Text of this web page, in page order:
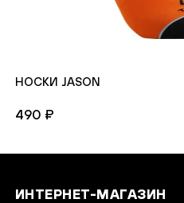
НОСКИ JASON
490 ₽
ИНТЕРНЕТ-МАГАЗИН